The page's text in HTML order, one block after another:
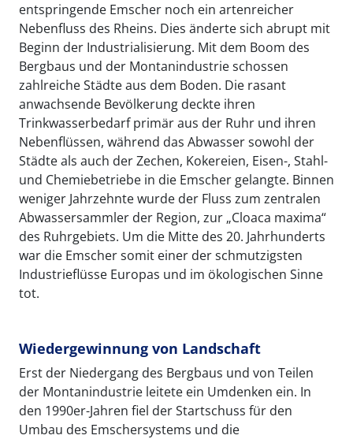
entspringende Emscher noch ein artenreicher
Nebenfluss des Rheins. Dies änderte sich abrupt mit
Beginn der Industrialisierung. Mit dem Boom des
Bergbaus und der Montanindustrie schossen
zahlreiche Städte aus dem Boden. Die rasant
anwachsende Bevölkerung deckte ihren
Trinkwasserbedarf primär aus der Ruhr und ihren
Nebenflüssen, während das Abwasser sowohl der
Städte als auch der Zechen, Kokereien, Eisen-, Stahl-
und Chemiebetriebe in die Emscher gelangte. Binnen
weniger Jahrzehnte wurde der Fluss zum zentralen
Abwassersammler der Region, zur „Cloaca maxima“
des Ruhrgebiets. Um die Mitte des 20. Jahrhunderts
war die Emscher somit einer der schmutzigsten
Industrieflüsse Europas und im ökologischen Sinne
tot.
Wiedergewinnung von Landschaft
Erst der Niedergang des Bergbaus und von Teilen
der Montanindustrie leitete ein Umdenken ein. In
den 1990er-Jahren fiel der Startschuss für den
Umbau des Emschersystems und die